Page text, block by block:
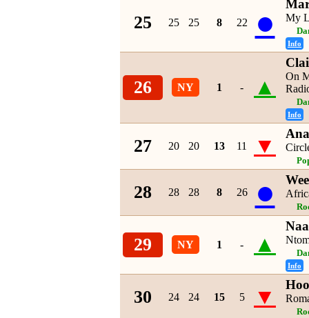
25 25 25 8 22 ● My
Info
26 NY 1 - ▲
On
Info
27 20 20 13 11 ▼
28 28 28 8 26 ●
29 NY 1 - ▲
Info
30 24 24 15 5 ▼